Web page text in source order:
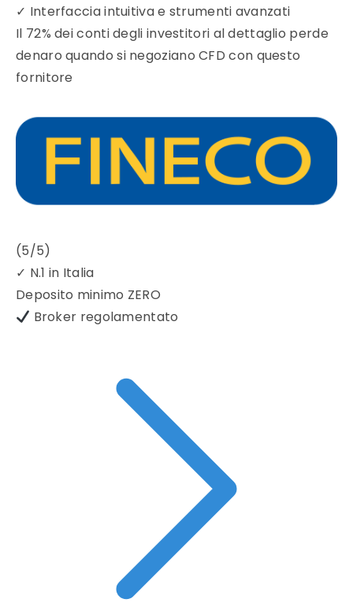
✓ Interfaccia intuitiva e strumenti avanzati
Il 72% dei conti degli investitori al dettaglio perde
denaro quando si negoziano CFD con questo
fornitore
(5/5)
✓ N.1 in Italia
Deposito minimo ZERO
Broker regolamentato